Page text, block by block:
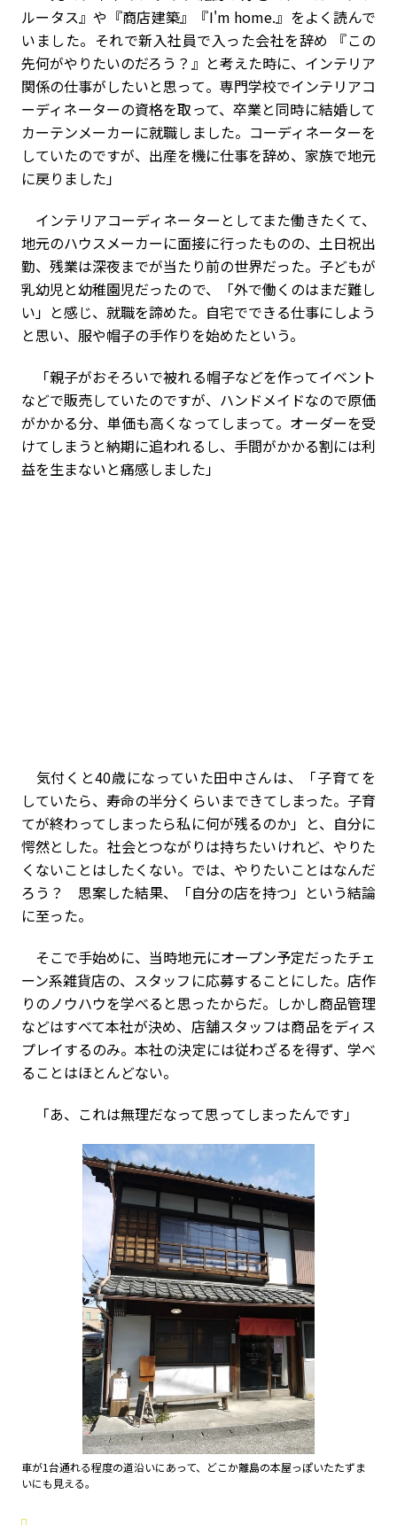
ルータス』や『商店建築』『I'm home.』をよく読んで
いました。それで新入社員で入った会社を辞め 『この
先何がやりたいのだろう？』と考えた時に、インテリア
関係の仕事がしたいと思って。専門学校でインテリアコ
ーディネーターの資格を取って、卒業と同時に結婚して
カーテンメーカーに就職しました。コーディネーターを
していたのですが、出産を機に仕事を辞め、家族で地元
に戻りました」
インテリアコーディネーターとしてまた働きたくて、
地元のハウスメーカーに面接に行ったものの、土日祝出
勤、残業は深夜までが当たり前の世界だった。子どもが
乳幼児と幼稚園児だったので、「外で働くのはまだ難し
い」と感じ、就職を諦めた。自宅でできる仕事にしよう
と思い、服や帽子の手作りを始めたという。
「親子がおそろいで被れる帽子などを作ってイベント
などで販売していたのですが、ハンドメイドなので原価
がかかる分、単価も高くなってしまって。オーダーを受
けてしまうと納期に追われるし、手間がかかる割には利
益を生まないと痛感しました」
気付くと40歳になっていた田中さんは、「子育てを
していたら、寿命の半分くらいまできてしまった。子育
てが終わってしまったら私に何が残るのか」と、自分に
愕然とした。社会とつながりは持ちたいけれど、やりた
くないことはしたくない。では、やりたいことはなんだ
ろう？ 思案した結果、「自分の店を持つ」という結論
に至った。
そこで手始めに、当時地元にオープン予定だったチェ
ーン系雑貨店の、スタッフに応募することにした。店作
りのノウハウを学べると思ったからだ。しかし商品管理
などはすべて本社が決め、店舗スタッフは商品をディス
プレイするのみ。本社の決定には従わざるを得ず、学べ
ることはほとんどない。
「あ、これは無理だなって思ってしまったんです」
車が1台通れる程度の道沿いにあって、どこか離島の本屋っぽいたたずま
いにも見える。